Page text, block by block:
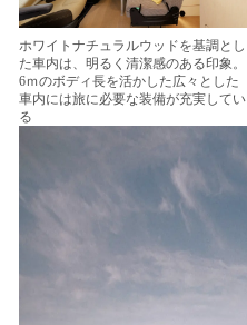
ホワイトナチュラルウッドを基調とし
た車内は、明るく清潔感のある印象。
6ｍのボディ長を活かした広々とした
車内には旅に必要な装備が充実してい
る